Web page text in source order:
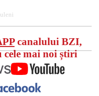
canalului BZI,
cele mai noi știri